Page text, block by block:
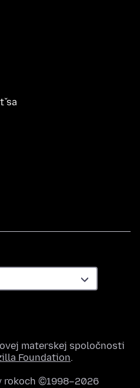
sa
materskej spoločnosti
Foundation.
rokoch ©1998–2026